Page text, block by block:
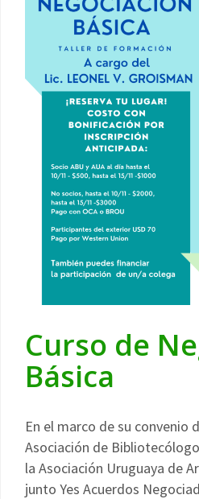
Curso de
Básica
En el marco de su convenio
Asociación de
la Asociación Uruguaya de
junto Yes Acuerdos